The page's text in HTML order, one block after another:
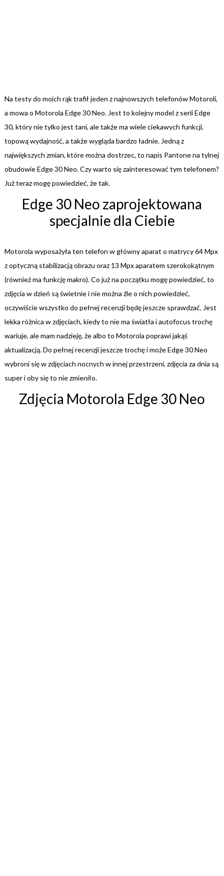
Na testy do moich rąk trafił jeden z najnowszych telefonów Motoroli,
a mowa o Motorola Edge 30 Neo. Jest to kolejny model z serii Edge
30, który nie tylko jest tani, ale także ma wiele ciekawych funkcji,
topową wydajność, a także wygląda bardzo ładnie. Jedną z
największych zmian, które można dostrzec, to napis Pantone na tylnej
obudowie Edge 30 Neo. Czy warto się zainteresować tym telefonem?
Już teraz mogę powiedzieć, że tak.
Edge 30 Neo zaprojektowana
specjalnie dla Ciebie
Motorola wyposażyła ten telefon w główny aparat o matrycy 64 Mpx
z optyczną stabilizacją obrazu oraz 13 Mpx aparatem szerokokątnym
(również ma funkcję makro). Co już na początku mogę powiedzieć, to
zdjęcia w dzień są świetnie i nie można źle o nich powiedzieć,
oczywiście wszystko do pełnej recenzji będę jeszcze sprawdzać. Jest
lekka różnica w zdjęciach, kiedy to nie ma światła i autofocus trochę
wariuje, ale mam nadzieję, że albo to Motorola poprawi jakąś
aktualizacją. Do pełnej recenzji jeszcze trochę i może Edge 30 Neo
wybroni się w zdjęciach nocnych w innej przestrzeni, zdjęcia za dnia są
super i oby się to nie zmieniło.
Zdjęcia Motorola Edge 30 Neo